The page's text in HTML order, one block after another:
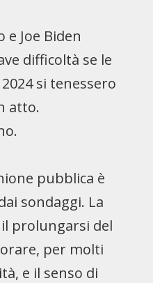
e Joe Biden
difficoltà se le
si tenessero
atto.
pubblica è
sondaggi. La
prolungarsi del
per molti
e il senso di